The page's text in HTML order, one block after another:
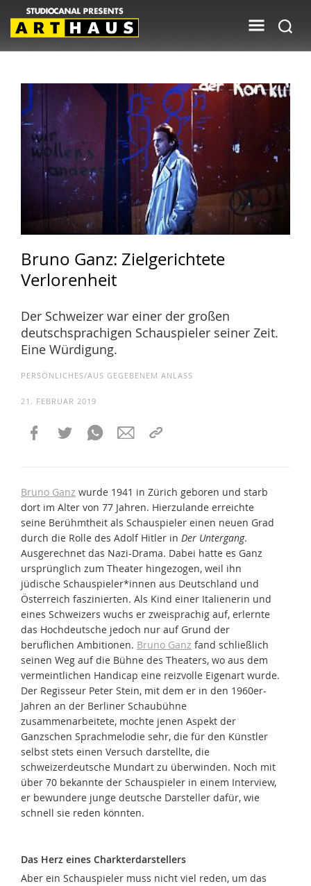
Bruno Ganz: Zielgerichtete
Verlorenheit
Der Schweizer war einer der großen
deutschsprachigen Schauspieler seiner Zeit.
Eine Würdigung.
PERSÖNLICHES/AUS GEGEBENEM ANLASS
21. FEBRUAR 2019
Bruno Ganz wurde 1941 in Zürich geboren und starb
dort im Alter von 77 Jahren. Hierzulande erreichte
seine Berühmtheit als Schauspieler einen neuen Grad
durch die Rolle des Adolf Hitler in Der Untergang.
Ausgerechnet das Nazi-Drama. Dabei hatte es Ganz
ursprünglich zum Theater hingezogen, weil ihn
jüdische Schauspieler*innen aus Deutschland und
Österreich faszinierten. Als Kind einer Italienerin und
eines Schweizers wuchs er zweisprachig auf, erlernte
das Hochdeutsche jedoch nur auf Grund der
beruflichen Ambitionen. Bruno Ganz fand schließlich
seinen Weg auf die Bühne des Theaters, wo aus dem
vermeintlichen Handicap eine reizvolle Eigenart wurde.
Der Regisseur Peter Stein, mit dem er in den 1960er-
Jahren an der Berliner Schaubühne
zusammenarbeitete, mochte jenen Aspekt der
Ganzschen Sprachmelodie sehr, die für den Künstler
selbst stets einen Versuch darstellte, die
schweizerdeutsche Mundart zu überwinden. Noch mit
über 70 bekannte der Schauspieler in einem Interview,
er bewundere junge deutsche Darsteller dafür, wie
schnell sie reden könnten.
Das Herz eines Charkterdarstellers
Aber ein Schauspieler muss nicht viel reden, um das